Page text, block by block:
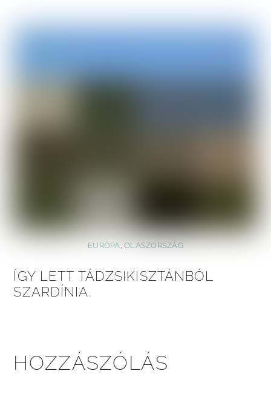
EURÓPA ,OLASZORSZÁG
ÍGY LETT TÁDZSIKISZTÁNBÓL
SZARDÍNIA.
HOZZÁSZÓLÁS